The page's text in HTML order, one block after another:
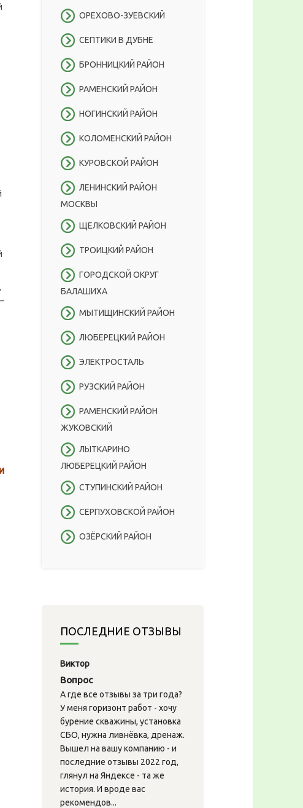
–
ОРЕХОВО-ЗУЕВСКИЙ
СЕПТИКИ В ДУБНЕ
БРОННИЦКИЙ РАЙОН
РАМЕНСКИЙ РАЙОН
НОГИНСКИЙ РАЙОН
КОЛОМЕНСКИЙ РАЙОН
КУРОВСКОЙ РАЙОН
ЛЕНИНСКИЙ РАЙОН
МОСКВЫ
ЩЕЛКОВСКИЙ РАЙОН
ТРОИЦКИЙ РАЙОН
ГОРОДСКОЙ ОКРУГ
БАЛАШИХА
МЫТИЩИНСКИЙ РАЙОН
ЛЮБЕРЕЦКИЙ РАЙОН
ЭЛЕКТРОСТАЛЬ
РУЗСКИЙ РАЙОН
РАМЕНСКИЙ РАЙОН
ЖУКОВСКИЙ
ЛЫТКАРИНО
ЛЮБЕРЕЦКИЙ РАЙОН
СТУПИНСКИЙ РАЙОН
СЕРПУХОВСКОЙ РАЙОН
ОЗЁРСКИЙ РАЙОН
ПОСЛЕДНИЕ ОТЗЫВЫ
Виктор
Вопрос
А где все отзывы за три года?
У меня горизонт работ - хочу
бурение скважины, установка
СБО, нужна ливнёвка, дренаж.
Вышел на вашу компанию - и
последние отзывы 2022 год,
глянул на Яндексе - та же
история. И вроде вас
рекомендов...